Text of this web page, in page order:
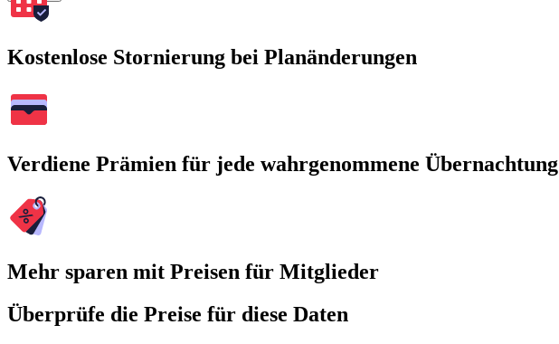
Kostenlose Stornierung bei Planänderungen
Verdiene Prämien für jede wahrgenommene Übernachtung
Mehr sparen mit Preisen für Mitglieder
Überprüfe die Preise für diese Daten